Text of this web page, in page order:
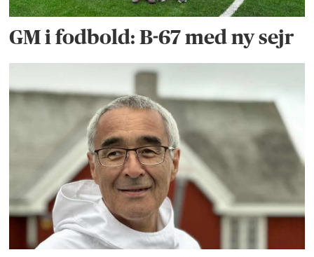
GM i fodbold: B-67 med ny sejr